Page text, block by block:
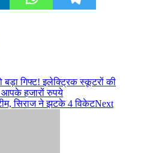
बड़ा गिफ्ट! इलेक्ट्रिक स्कूटरों की
आपके हजारों रुपये
सिराज ने झटके 4 विकेटNext